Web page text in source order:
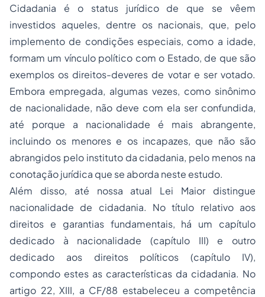
Cidadania é o status jurídico de que se vêem
investidos aqueles, dentre os nacionais, que, pelo
implemento de condições especiais, como a idade,
formam um vínculo político com o Estado, de que são
exemplos os direitos-deveres de votar e ser votado.
Embora empregada, algumas vezes, como sinônimo
de nacionalidade, não deve com ela ser confundida,
até porque a nacionalidade é mais abrangente,
incluindo os menores e os incapazes, que não são
abrangidos pelo instituto da cidadania, pelo menos na
conotação jurídica que se aborda neste estudo.
Além disso, até nossa atual Lei Maior distingue
nacionalidade de cidadania. No título relativo aos
direitos e garantias fundamentais, há um capítulo
dedicado à nacionalidade (capítulo III) e outro
dedicado aos direitos políticos (capítulo IV),
compondo estes as características da cidadania. No
artigo 22, XIII, a CF/88 estabeleceu a competência